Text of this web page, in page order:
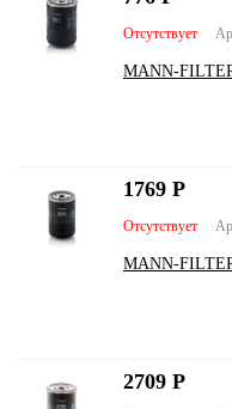
Отсутствует
MANN-
Отсутствует
MANN-
1769 Р
2709 Р